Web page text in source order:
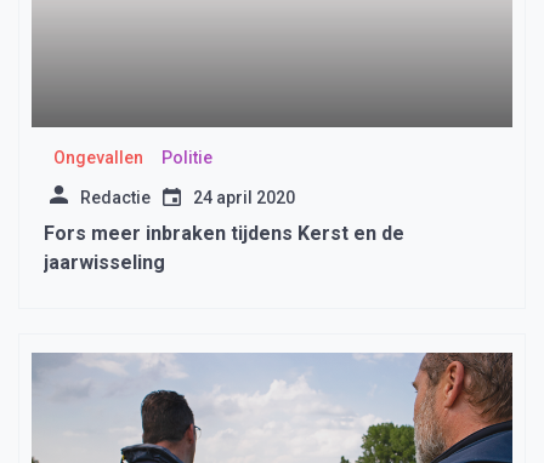
Ongevallen Politie
Redactie 24 april 2020
Fors meer inbraken tijdens Kerst en de
jaarwisseling